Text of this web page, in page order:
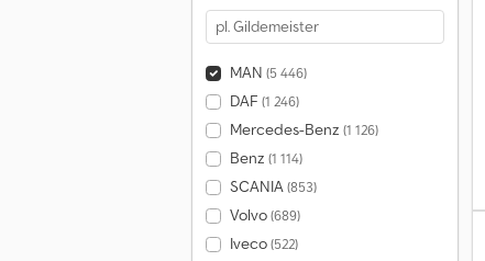
MAN (5 446)
DAF (1 246)
Mercedes-Benz (1 126)
Benz (1 114)
SCANIA(853)
Volvo(689)
Iveco(522)